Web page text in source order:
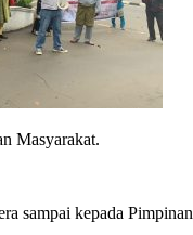
Masyarakat.
sampai kepada